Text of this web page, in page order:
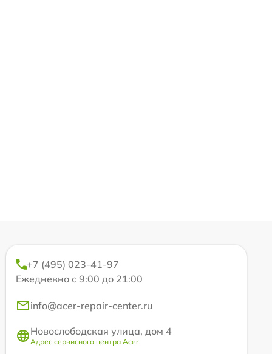
+7 (495) 023-41-97
Ежедневно с 9:00 до 21:00
info@acer-repair-center.ru
Новослободская улица, дом 4
Адрес сервисного центра Acer